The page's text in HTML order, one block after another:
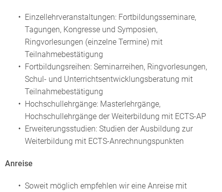
Einzellehrveranstaltungen: Fortbildungsseminare,
Tagungen, Kongresse und Symposien,
Ringvorlesungen (einzelne Termine) mit
Teilnahmebestätigung
Fortbildungsreihen: Seminarreihen, Ringvorlesungen,
Schul- und Unterrichtsentwicklungsberatung mit
Teilnahmebestätigung
Hochschullehrgänge: Masterlehrgänge,
Hochschullehrgänge der Weiterbildung mit ECTS-AP
Erweiterungsstudien: Studien der Ausbildung zur
Weiterbildung mit ECTS-Anrechnungspunkten
Anreise
Soweit möglich empfehlen wir eine Anreise mit